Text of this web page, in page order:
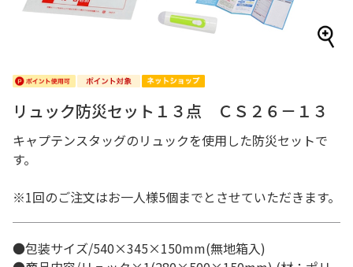
リュック防災セット１３点 ＣＳ２６－１３
キャプテンスタッグのリュックを使用した防災セットで
す。
※1回のご注文はお一人様5個までとさせていただきます。
●包装サイズ/540×345×150mm(無地箱入)